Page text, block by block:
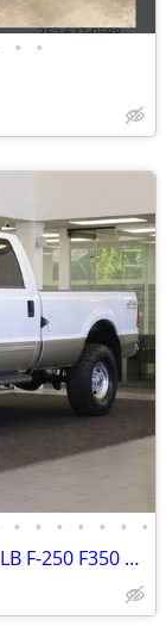
• •
• • • • • • •
2000 FORD F250 1-OWNER 0-RUST 7.3L LB F-250 F350 1999 2001 2002 2003